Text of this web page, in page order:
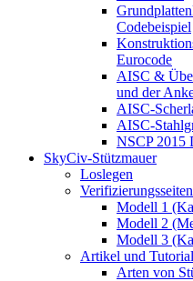
Codebeispiel
Eurocode
AISC &
und der
AISC-
AISC-
NSCP 2015
SkyCiv-Stützmauer
Loslegen
Verifizierungsseiten
Modell 1
Modell 2
Modell 3
Artikel und
Arten von